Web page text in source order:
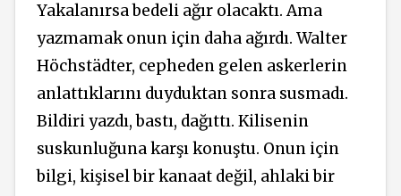
Yakalanırsa bedeli ağır olacaktı. Ama
yazmamak onun için daha ağırdı. Walter
Höchstädter, cepheden gelen askerlerin
anlattıklarını duyduktan sonra susmadı.
Bildiri yazdı, bastı, dağıttı. Kilisenin
suskunluğuna karşı konuştu. Onun için
bilgi, kişisel bir kanaat değil, ahlaki bir